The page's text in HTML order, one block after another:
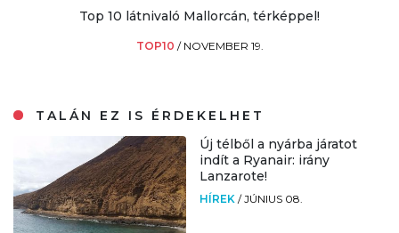
Top 10 látnivaló Mallorcán, térképpel!
TOP10 / NOVEMBER 19.
TALÁN EZ IS ÉRDEKELHET
Új télből a nyárba járatot
indít a Ryanair: irány
Lanzarote!
HÍREK /JÚNIUS 08.